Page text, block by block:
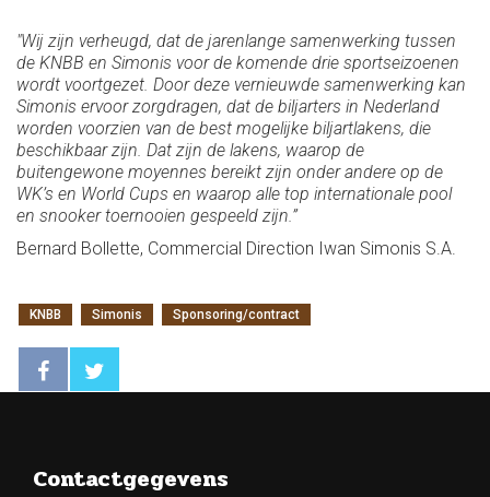
"Wij zijn verheugd, dat de jarenlange samenwerking tussen
de KNBB en Simonis voor de komende drie sportseizoenen
wordt voortgezet. Door deze vernieuwde samenwerking kan
Simonis ervoor zorgdragen, dat de biljarters in Nederland
worden voorzien van de best mogelijke biljartlakens, die
beschikbaar zijn. Dat zijn de lakens, waarop de
buitengewone moyennes bereikt zijn onder andere op de
WK’s en World Cups en waarop alle top internationale pool
en snooker toernooien gespeeld zijn.”
Bernard Bollette, Commercial Direction Iwan Simonis S.A.
KNBB Simonis Sponsoring/contract
Contactgegevens